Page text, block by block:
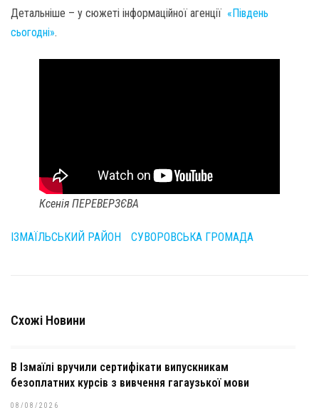
Детальніше – у сюжеті інформаційної агенції «Південь
сьогодні».
Ксенія ПЕРЕВЕРЗЄВА
ІЗМАЇЛЬСЬКИЙ РАЙОН СУВОРОВСЬКА ГРОМАДА
Схожі Новини
В Ізмаїлі вручили сертифікати випускникам
безоплатних курсів з вивчення гагаузької мови
08/08/2026